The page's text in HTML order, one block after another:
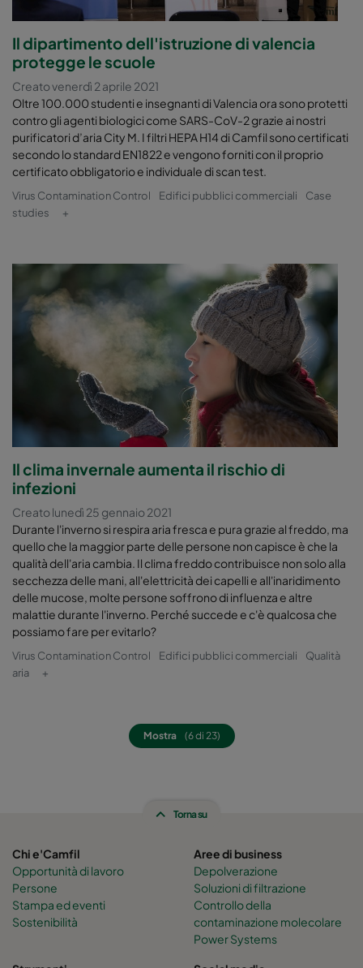
Il dipartimento dell'istruzione di valencia
protegge le scuole
Creato venerdì 2 aprile 2021
Oltre 100.000 studenti e insegnanti di Valencia ora sono protetti
contro gli agenti biologici come SARS-CoV-2 grazie ai nostri
purificatori d’aria City M. I filtri HEPA H14 di Camfil sono certificati
secondo lo standard EN1822 e vengono forniti con il proprio
certificato obbligatorio e individuale di scan test.
Virus Contamination Control Edifici pubblici commerciali
Case
studies
+
Il clima invernale aumenta il rischio di
infezioni
Creato lunedì 25 gennaio 2021
Durante l'inverno si respira aria fresca e pura grazie al freddo, ma
quello che la maggior parte delle persone non capisce è che la
qualità dell'aria cambia. Il clima freddo contribuisce non solo alla
secchezza delle mani, all'elettricità dei capelli e all'inaridimento
delle mucose, molte persone soffrono di influenza e altre
malattie durante l'inverno. Perché succede e c'è qualcosa che
possiamo fare per evitarlo?
Virus Contamination Control Edifici pubblici commerciali
Qualità
aria
+
Mostra (6 di 23)
Torna su
Chi e'Camfil
Opportunità di lavoro
Persone
Stampa ed eventi
Sostenibilità
Aree di business
Depolverazione
Soluzioni di filtrazione
Controllo della
contaminazione molecolare
Power Systems